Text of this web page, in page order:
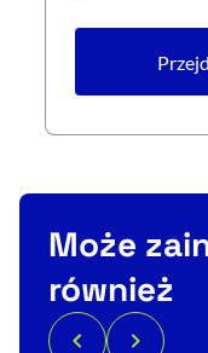
Może
również